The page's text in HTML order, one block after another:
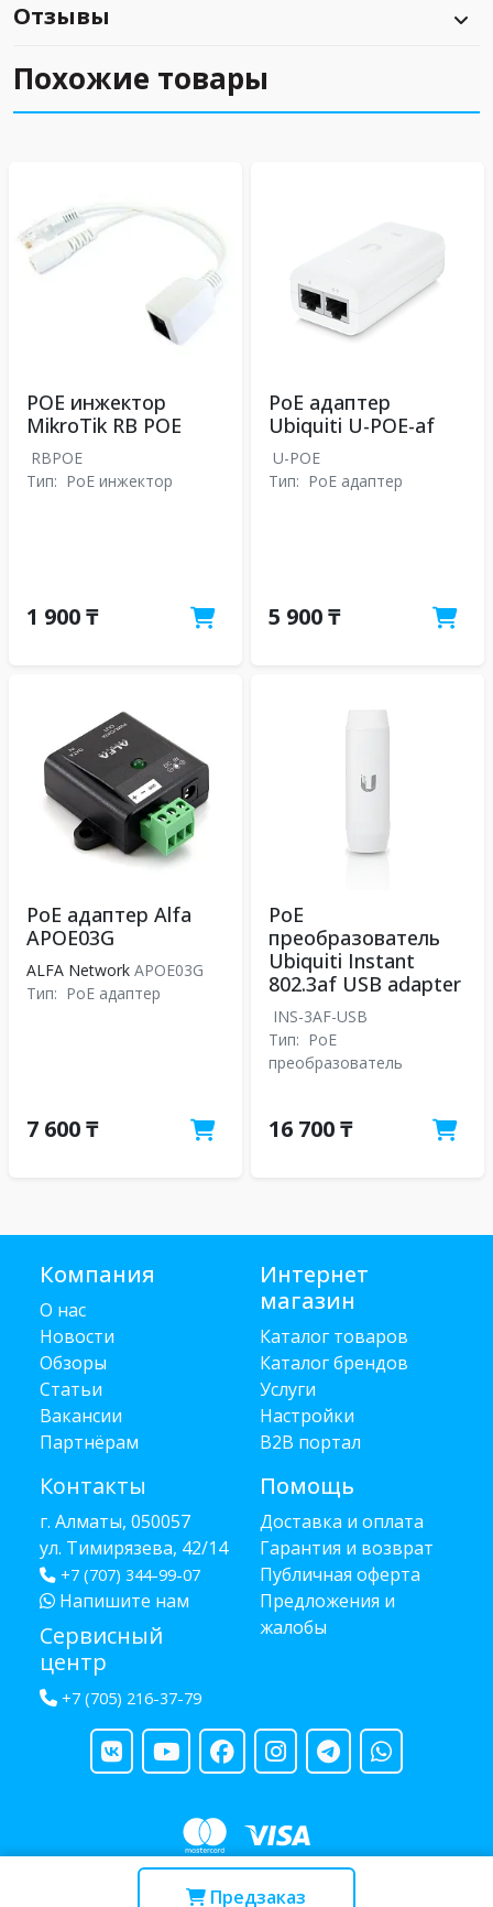
Предзаказ
Отзывы
Похожие товары
POE инжектор
MikroTik RB POE
RBPOE
Тип: PoE инжектор
1 900 ₸
PoE адаптер
Ubiquiti U-POE-af
U-POE
Тип: PoE адаптер
5 900 ₸
PoE адаптер Alfa
APOE03G
ALFA Network APOE03G
Тип: PoE адаптер
7 600 ₸
PoE
преобразователь
Ubiquiti Instant
802.3af USB adapter
INS-3AF-USB
Тип: PoE
преобразователь
16 700 ₸
Компания
О нас
Новости
Обзоры
Статьи
Вакансии
Партнёрам
Контакты
г. Алматы, 050057
ул. Тимирязева, 42/14
+7 (707) 344-99-07
Напишите нам
Сервисный
центр
+7 (705) 216-37-79
Интернет
магазин
Каталог товаров
Каталог брендов
Услуги
Настройки
B2B портал
Помощь
Доставка и оплата
Гарантия и возврат
Публичная оферта
Предложения и
жалобы
Copyright © 2013 - 2026 RUBA - разработано